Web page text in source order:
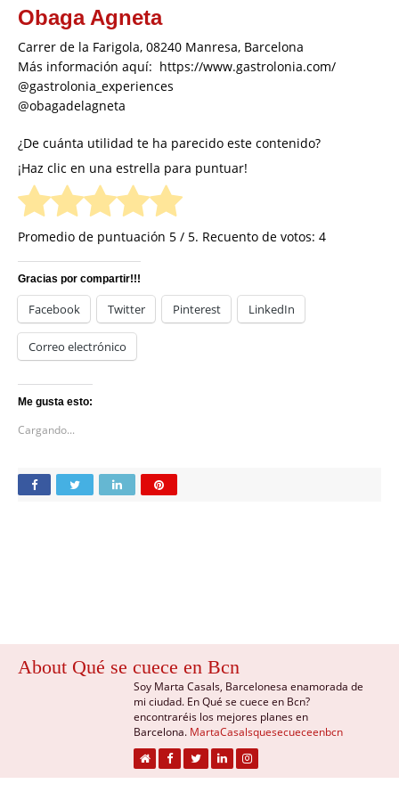
Obaga Agneta
Carrer de la Farigola, 08240 Manresa, Barcelona
Más información aquí: https://www.gastrolonia.com/
@gastrolonia_experiences
@obagadelagneta
¿De cuánta utilidad te ha parecido este contenido?
¡Haz clic en una estrella para puntuar!
Promedio de puntuación 5 / 5. Recuento de votos: 4
Gracias por compartir!!!
Facebook Twitter Pinterest LinkedIn
Correo electrónico
Me gusta esto:
Cargando...
About Qué se cuece en Bcn
Soy Marta Casals, Barcelonesa enamorada de
mi ciudad. En Qué se cuece en Bcn?
encontraréis los mejores planes en
Barcelona. MartaCasalsquesecueceenbcn